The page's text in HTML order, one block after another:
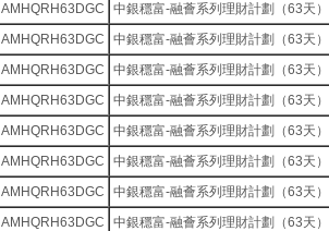
AMHQRH63DGC
中銀穩富-融薈系列理財計劃（63天）
AMHQRH63DGC
中銀穩富-融薈系列理財計劃（63天）
AMHQRH63DGC
中銀穩富-融薈系列理財計劃（63天）
AMHQRH63DGC
中銀穩富-融薈系列理財計劃（63天）
AMHQRH63DGC
中銀穩富-融薈系列理財計劃（63天）
AMHQRH63DGC
中銀穩富-融薈系列理財計劃（63天）
AMHQRH63DGC
中銀穩富-融薈系列理財計劃（63天）
AMHQRH63DGC
中銀穩富-融薈系列理財計劃（63天）